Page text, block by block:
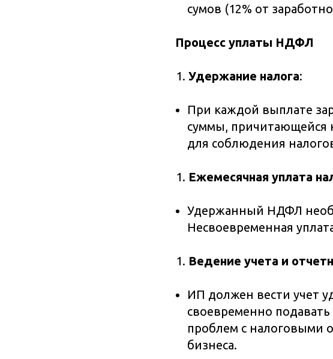
сумов (12% от
Процесс уплаты НДФЛ
Удержание налога:
При каждой выплате
суммы, причитающейся
для соблюдения
Ежемесячная уплата
Удержанный НДФЛ
Несвоевременная
Ведение учета и
ИП должен вести учет
своевременно
проблем с налоговыми
бизнеса.